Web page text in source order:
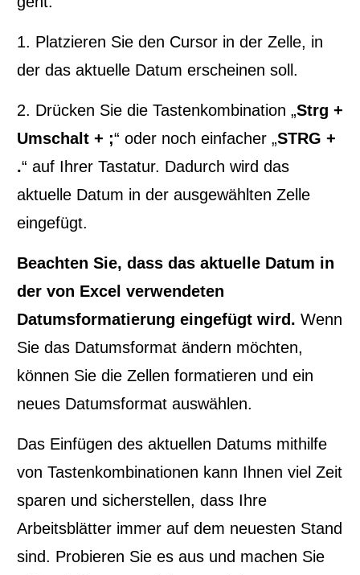
inspirieren. Tragen Sie einfach Ihre beste Mail-
Gutschein für alle Webinare und Tagungen.
Nachname
E-Mail
1. Platzieren Sie den Cursor in der Zelle, in
der das aktuelle Datum erscheinen soll.
2. Drücken Sie die Tastenkombination „Strg +
Umschalt + ;“ oder noch einfacher „STRG +
.“ auf Ihrer Tastatur. Dadurch wird das
aktuelle Datum in der ausgewählten Zelle
eingefügt.
Beachten Sie, dass das aktuelle Datum in
der von Excel verwendeten
Datumsformatierung eingefügt wird. Wenn
Sie das Datumsformat ändern möchten,
können Sie die Zellen formatieren und ein
neues Datumsformat auswählen.
Das Einfügen des aktuellen Datums mithilfe
von Tastenkombinationen kann Ihnen viel Zeit
sparen und sicherstellen, dass Ihre
Arbeitsblätter immer auf dem neuesten Stand
sind. Probieren Sie es aus und machen Sie